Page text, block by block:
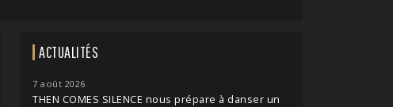
ACTUALITÉS
7 août 2026
THEN COMES SILENCE nous prépare à danser un